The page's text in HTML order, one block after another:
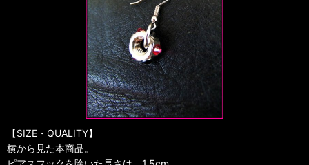
【SIZE・QUALITY】
横から見た本商品。